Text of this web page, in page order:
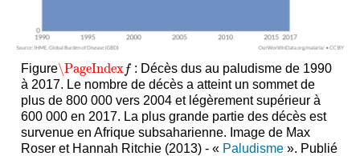
Figure\PageIndexf
\PageIndexf
: Décès dus au paludisme de 1990
à 2017. Le nombre de décès a atteint un sommet de
plus de 800 000 vers 2004 et légèrement supérieur à
600 000 en 2017. La plus grande partie des décès est
survenue en Afrique subsaharienne. Image de Max
Roser et Hannah Ritchie (2013) - « Paludisme». Publié